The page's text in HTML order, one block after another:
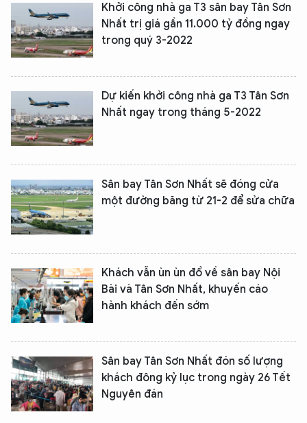
Khởi công nhà ga T3 sân bay Tân Sơn
Nhất trị giá gần 11.000 tỷ đồng ngay
trong quý 3-2022
Dự kiến khởi công nhà ga T3 Tân Sơn
Nhất ngay trong tháng 5-2022
Sân bay Tân Sơn Nhất sẽ đóng cửa
một đường băng từ 21-2 để sửa chữa
Khách vẫn ùn ùn đổ về sân bay Nội
Bài và Tân Sơn Nhất, khuyến cáo
hành khách đến sớm
Sân bay Tân Sơn Nhất đón số lượng
khách đông kỷ lục trong ngày 26 Tết
Nguyên đán